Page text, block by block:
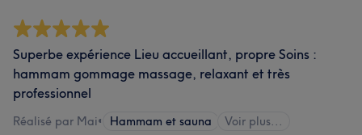
Superbe expérience Lieu accueillant, propre Soins :
hammam gommage massage, relaxant et très
professionnel
Réalisé par Mai• Hammam et sauna Voir plus...